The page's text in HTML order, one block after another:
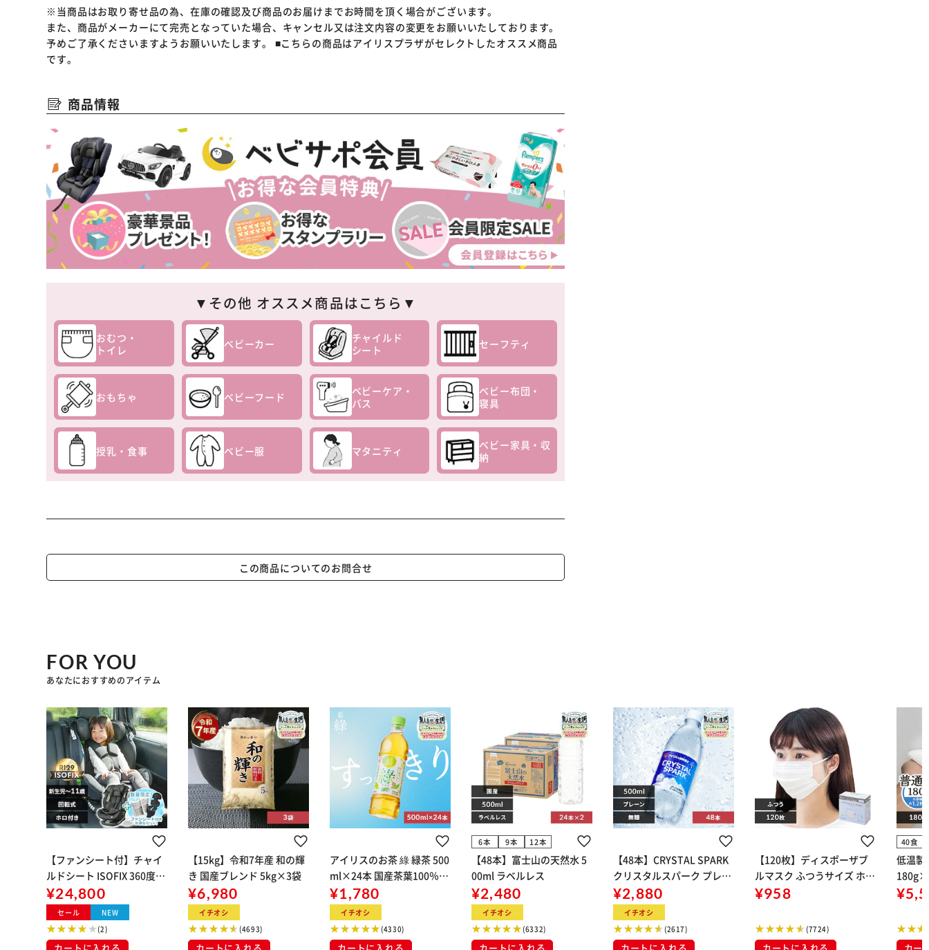
※当商品はお取り寄せ品の為、在庫の確認及び商品のお届けまでお時間を頂く場合がございます。
また、商品がメーカーにて完売となっていた場合、キャンセル又は注文内容の変更をお願いいたしております。
予めご了承くださいますようお願いいたします。 ■こちらの商品はアイリスプラザがセレクトしたオススメ商品
です。
商品情報
▼その他 オススメ商品はこちら▼
おむつ・
トイレ
ベビーカー
チャイルド
シート
セーフティ
おもちゃ ベビーフード
ベビーケア・
バス
ベビー布団・
寝具
授乳・食事 ベビー服 マタニティ
ベビー家具・収
納
この商品についてのお問合せ
FOR YOU
あなたにおすすめのアイテム
【ファンシート付】チャイ
ルドシート ISOFIX 360度回
転 ホロ付き 新生児から11
歳 R129適合モデル ブラッ
ク + ファンシート 保冷剤付
き USB給電 Breezy2 ブラ
¥24,800
セール NEW
(2)
【15kg】令和7年産 和の輝
き 国産ブレンド 5kg×3袋
¥6,980
イチオシ
(4693)
アイリスのお茶 綠 緑茶 500
ml×24本 国産茶葉100％使
用
¥1,780
イチオシ
(4330)
6本 9本 12本
【48本】富士山の天然水 5
00ml ラベルレス
¥2,480
イチオシ
(6332)
【48本】CRYSTAL SPARK
クリスタルスパーク プレー
ン 500ml
¥2,880
イチオシ
(2617)
【120枚】ディスポーザブ
ルマスク ふつうサイズ ホワ
イト 大容量 DISPOSABLE
布
¥958
(7724)
40食
低温製
※ご確認ください
カートに入れる 購入手続きへ